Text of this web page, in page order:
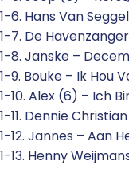
1-6. Hans Van
1-7. De
1-8. Janske –
1-9. Bouke – Ik Hou
1-10. Alex (6) – Ich
1-11. Dennie
1-12. Jannes – Aan
1-13. Henny